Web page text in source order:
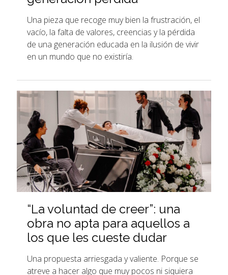
Una pieza que recoge muy bien la frustración, el
vacío, la falta de valores, creencias y la pérdida
de una generación educada en la ilusión de vivir
en un mundo que no existiría.
“La voluntad de creer”: una
obra no apta para aquellos a
los que les cueste dudar
Una propuesta arriesgada y valiente. Porque se
atreve a hacer algo que muy pocos ni siquiera